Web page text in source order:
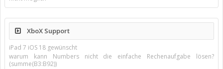
XboX Support
iPad 7 iOS 18 gewünscht
warum kann Numbers nicht die einfache Rechenaufgabe lösen?
(summe(B3:B92))